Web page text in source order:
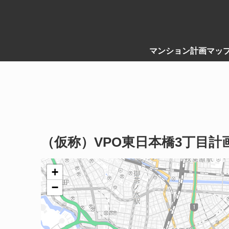
マンション計画マッ
（仮称）VPO東日本橋3丁目計
+
−